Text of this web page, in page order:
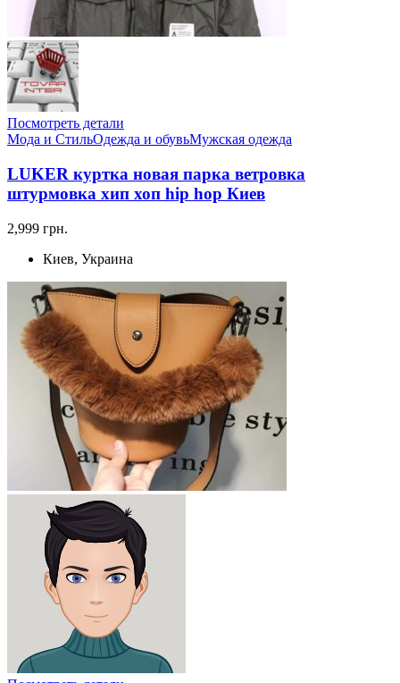
Посмотреть детали
Мода и СтильОдежда и обувьМужская одежда
LUKER куртка новая парка ветровка
штурмовка хип хоп hip hop Киев
2,999 грн.
Киев, Украина